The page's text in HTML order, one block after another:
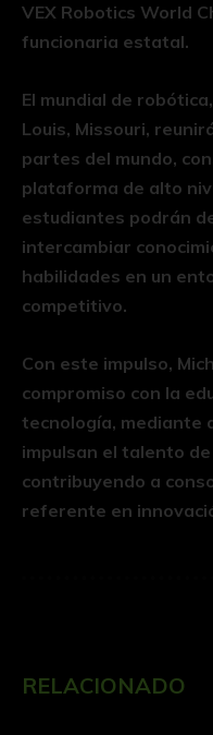
VEX Robotics World
funcionaria estatal.
El mundial de
Louis, Missouri,
partes del mundo,
plataforma de alto
estudiantes podrán
intercambiar
habilidades en un
competitivo.
Con este impulso,
compromiso con la
tecnología, mediante
impulsan el talento
contribuyendo a
referente en
RELACIONADO